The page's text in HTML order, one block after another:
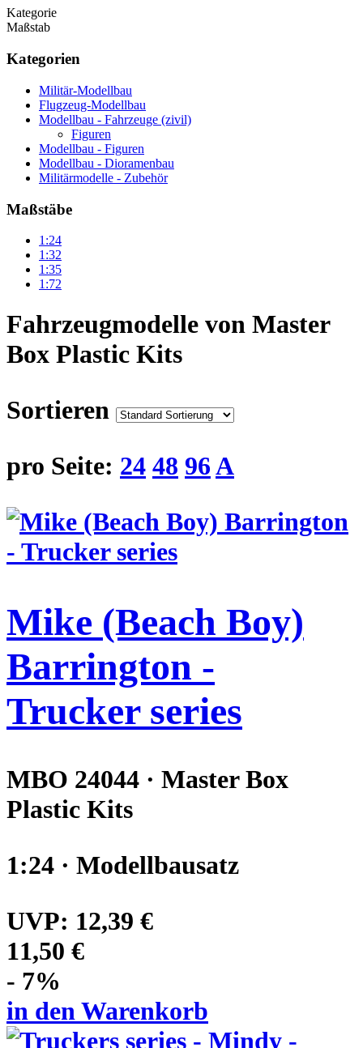
Kategorie
Maßstab
Kategorien
Militär-Modellbau
Flugzeug-Modellbau
Modellbau - Fahrzeuge (zivil)
Figuren
Modellbau - Figuren
Modellbau - Dioramenbau
Militärmodelle - Zubehör
Maßstäbe
1:24
1:32
1:35
1:72
Fahrzeugmodelle von Master
Box Plastic Kits
Sortieren
pro Seite: 24 48 96A
Mike (Beach Boy)
Barrington -
Trucker series
MBO 24044 · Master Box
Plastic Kits
1:24 · Modellbausatz
UVP: 12,39 €
11,50 €
- 7%
in den Warenkorb